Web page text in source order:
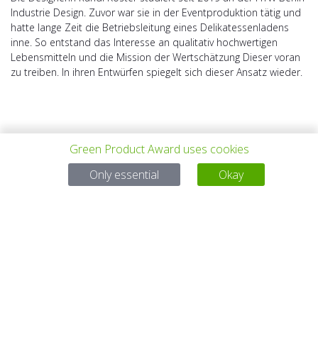
Industrie Design. Zuvor war sie in der Eventproduktion tätig und
hatte lange Zeit die Betriebsleitung eines Delikatessenladens
inne. So entstand das Interesse an qualitativ hochwertigen
Lebensmitteln und die Mission der Wertschätzung Dieser voran
zu treiben. In ihren Entwürfen spiegelt sich dieser Ansatz wieder.
ALL PROJECTS NEXT PROJECT
Green Product Award uses cookies
Only essential
Okay